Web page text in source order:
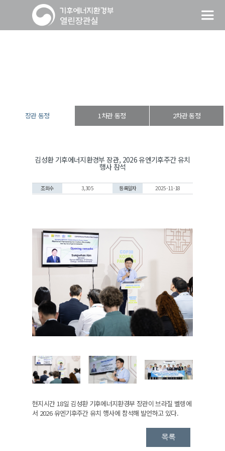
장관 동정 1차관 동정 2차관 동정
김성환 기후에너지환경부 장관, 2026 유엔기후주간 유치
행사 참석
조회수 3,305 등록일자 2025-11-18
현지시간 18일 김성환 기후에너지환경부 장관이 브라질 벨렝에
서 2026 유엔기후주간 유치 행사에 참석해 발언하고 있다.